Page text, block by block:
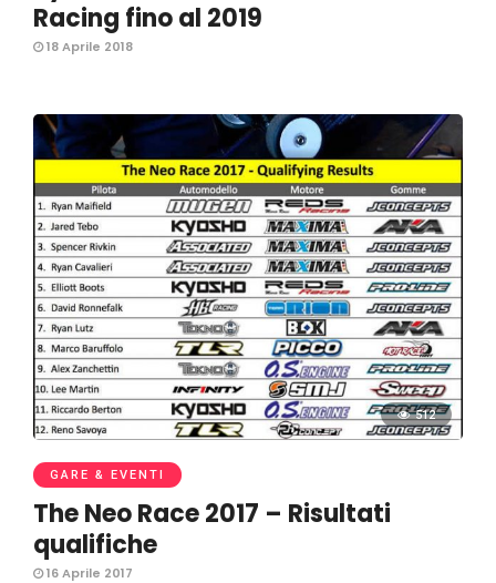
Racing fino al 2019
18 Aprile 2018
512
GARE & EVENTI
The Neo Race 2017 – Risultati
qualifiche
16 Aprile 2017